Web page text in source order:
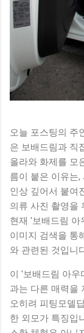
오늘 포스팅의 주
은 보배드림과 직
올라와 화제를 모
름이 붙은 이유는
인상 깊어서 붙여
의류 사진 촬영을
현재 '보배드림 아
이미지 검색을 통
와 관련된 것입니
이 '보배드림 아우
과는 다른 매력을
오히려 피팅모델
한 외모가 특징입